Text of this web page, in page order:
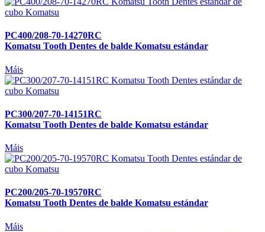
PC400/208-70-14270RC
Komatsu Tooth Dentes de balde Komatsu estándar
Máis
PC300/207-70-14151RC
Komatsu Tooth Dentes de balde Komatsu estándar
Máis
PC200/205-70-19570RC
Komatsu Tooth Dentes de balde Komatsu estándar
Máis